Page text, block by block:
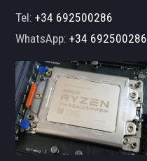
Tel:+34 692500286
WhatsApp:+34 692500286